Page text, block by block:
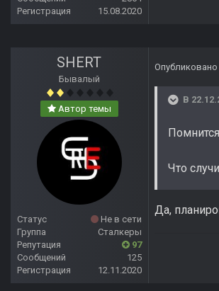
Регистрация
15.08.2020
SHERT
Бывалый
Автор темы
Статус
Не в сети
Группа
Сталкеры
Репутация
97
Сообщений
125
Регистрация
12.11.2020
Опубликовано
В
Что
Да,